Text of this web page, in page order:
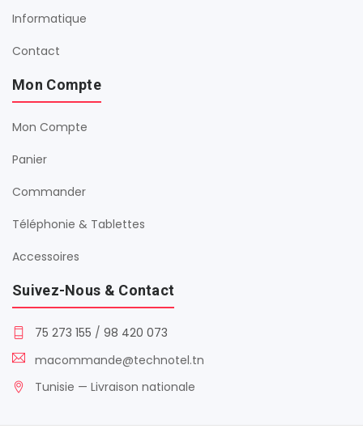
Informatique
Contact
Mon Compte
Mon Compte
Panier
Commander
Téléphonie & Tablettes
Accessoires
Suivez-Nous & Contact
75 273 155 / 98 420 073
macommande@technotel.tn
Tunisie — Livraison nationale